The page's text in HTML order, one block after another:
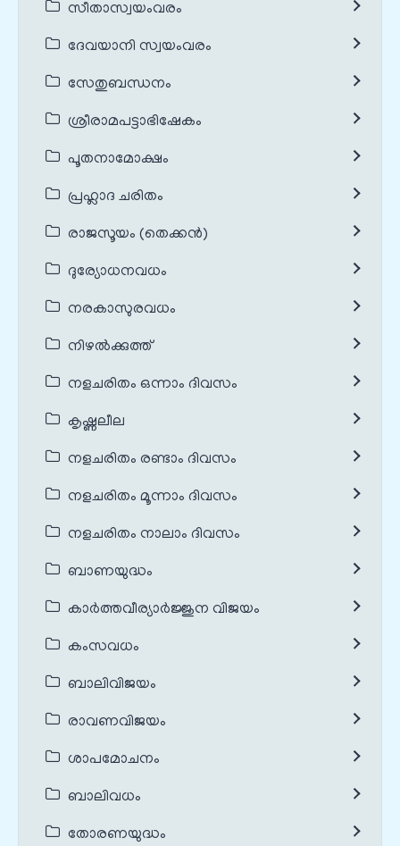
സീതാസ്വയംവരം
ദേവയാനി സ്വയംവരം
സേതുബന്ധനം
ശ്രീരാമപട്ടാഭിഷേകം
പൂതനാമോക്ഷം
പ്രഹ്ലാദ ചരിതം
രാജസൂയം (തെക്കൻ)
ദുര്യോധനവധം
നരകാസുരവധം
നിഴൽക്കുത്ത്
നളചരിതം ഒന്നാം ദിവസം
കൃഷ്ണലീല
നളചരിതം രണ്ടാം ദിവസം
നളചരിതം മൂന്നാം ദിവസം
നളചരിതം നാലാം ദിവസം
ബാണയുദ്ധം
കാർത്തവീര്യാർജ്ജുന വിജയം
കംസവധം
ബാലിവിജയം
രാവണവിജയം
ശാപമോചനം
ബാലിവധം
തോരണയുദ്ധം